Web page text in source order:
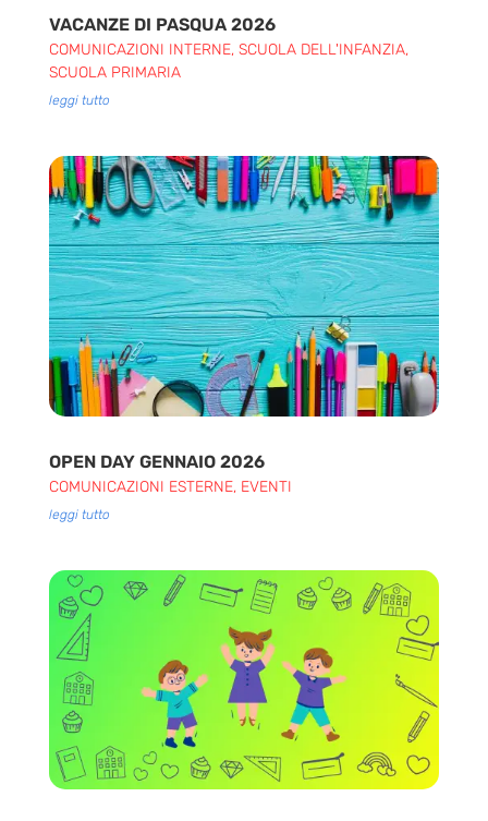
VACANZE DI PASQUA 2026
COMUNICAZIONI INTERNE, SCUOLA DELL'INFANZIA,
SCUOLA PRIMARIA
leggi tutto
OPEN DAY GENNAIO 2026
COMUNICAZIONI ESTERNE, EVENTI
leggi tutto